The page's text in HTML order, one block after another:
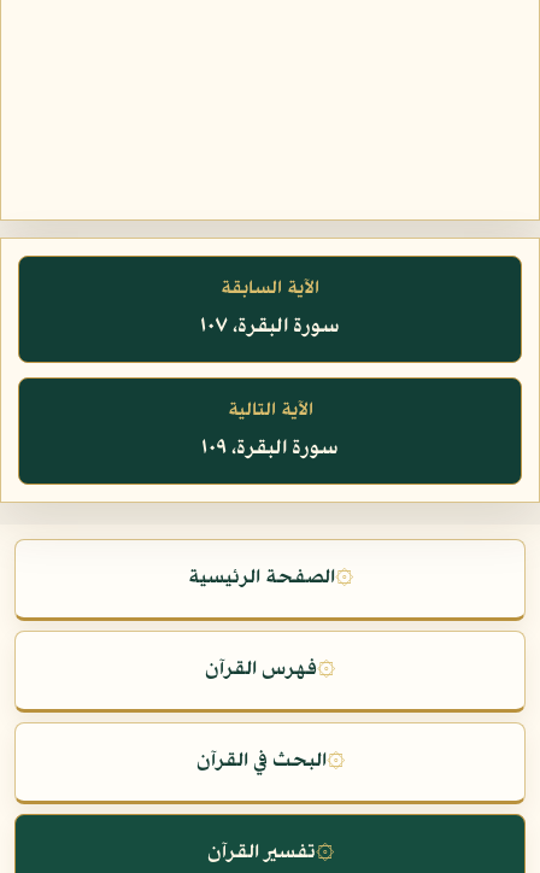
الآية السابقة
سورة البقرة، ١٠٧
الآية التالية
سورة البقرة، ١٠٩
۞الصفحة الرئيسية
۞فهرس القرآن
۞البحث في القرآن
۞تفسير القرآن